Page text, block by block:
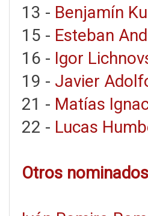
13 - Benjamín
15 - Esteban
16 - Igor
19 - Javier
21 - Matías
22 - Lucas
Otros nominados